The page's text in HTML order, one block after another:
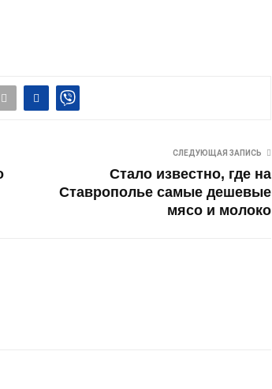
СЛЕДУЮЩАЯ ЗАПИСЬ
Стало известно, где на
Ставрополье самые дешевые
мясо и молоко